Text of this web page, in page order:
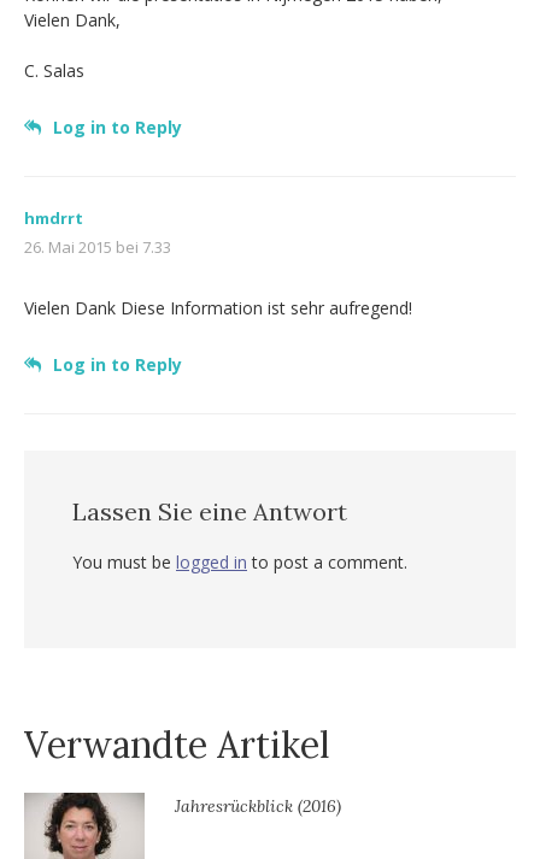
Vielen Dank,
C. Salas
Log in to Reply
hmdrrt
26. Mai 2015 bei 7.33
Vielen Dank Diese Information ist sehr aufregend!
Log in to Reply
Lassen Sie eine Antwort
You must be logged in to post a comment.
Verwandte Artikel
Jahresrückblick (2016)